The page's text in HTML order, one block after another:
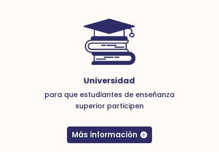
Universidad
para que estudiantes de enseñanza
superior participen
Más información